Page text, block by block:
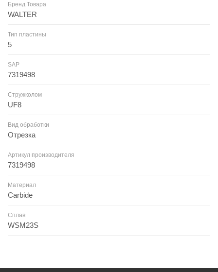
Бренд Товара
WALTER
Тип пластины
5
SAP
7319498
Стружколом
UF8
Вид обработки
Отрезка
Артикул производителя
7319498
Материал
Carbide
Сплав
WSM23S